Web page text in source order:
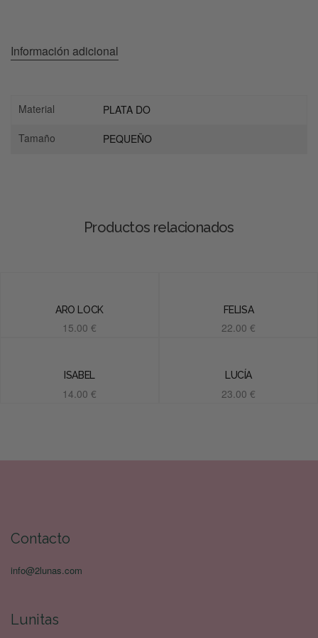
Información adicional
Material
PLATA DO
Tamaño
PEQUEÑO
Productos relacionados
ARO LOCK
15.00 €
FELISA
22.00 €
ISABEL
14.00 €
LUCÍA
23.00 €
Contacto
info@2lunas.com
Lunitas